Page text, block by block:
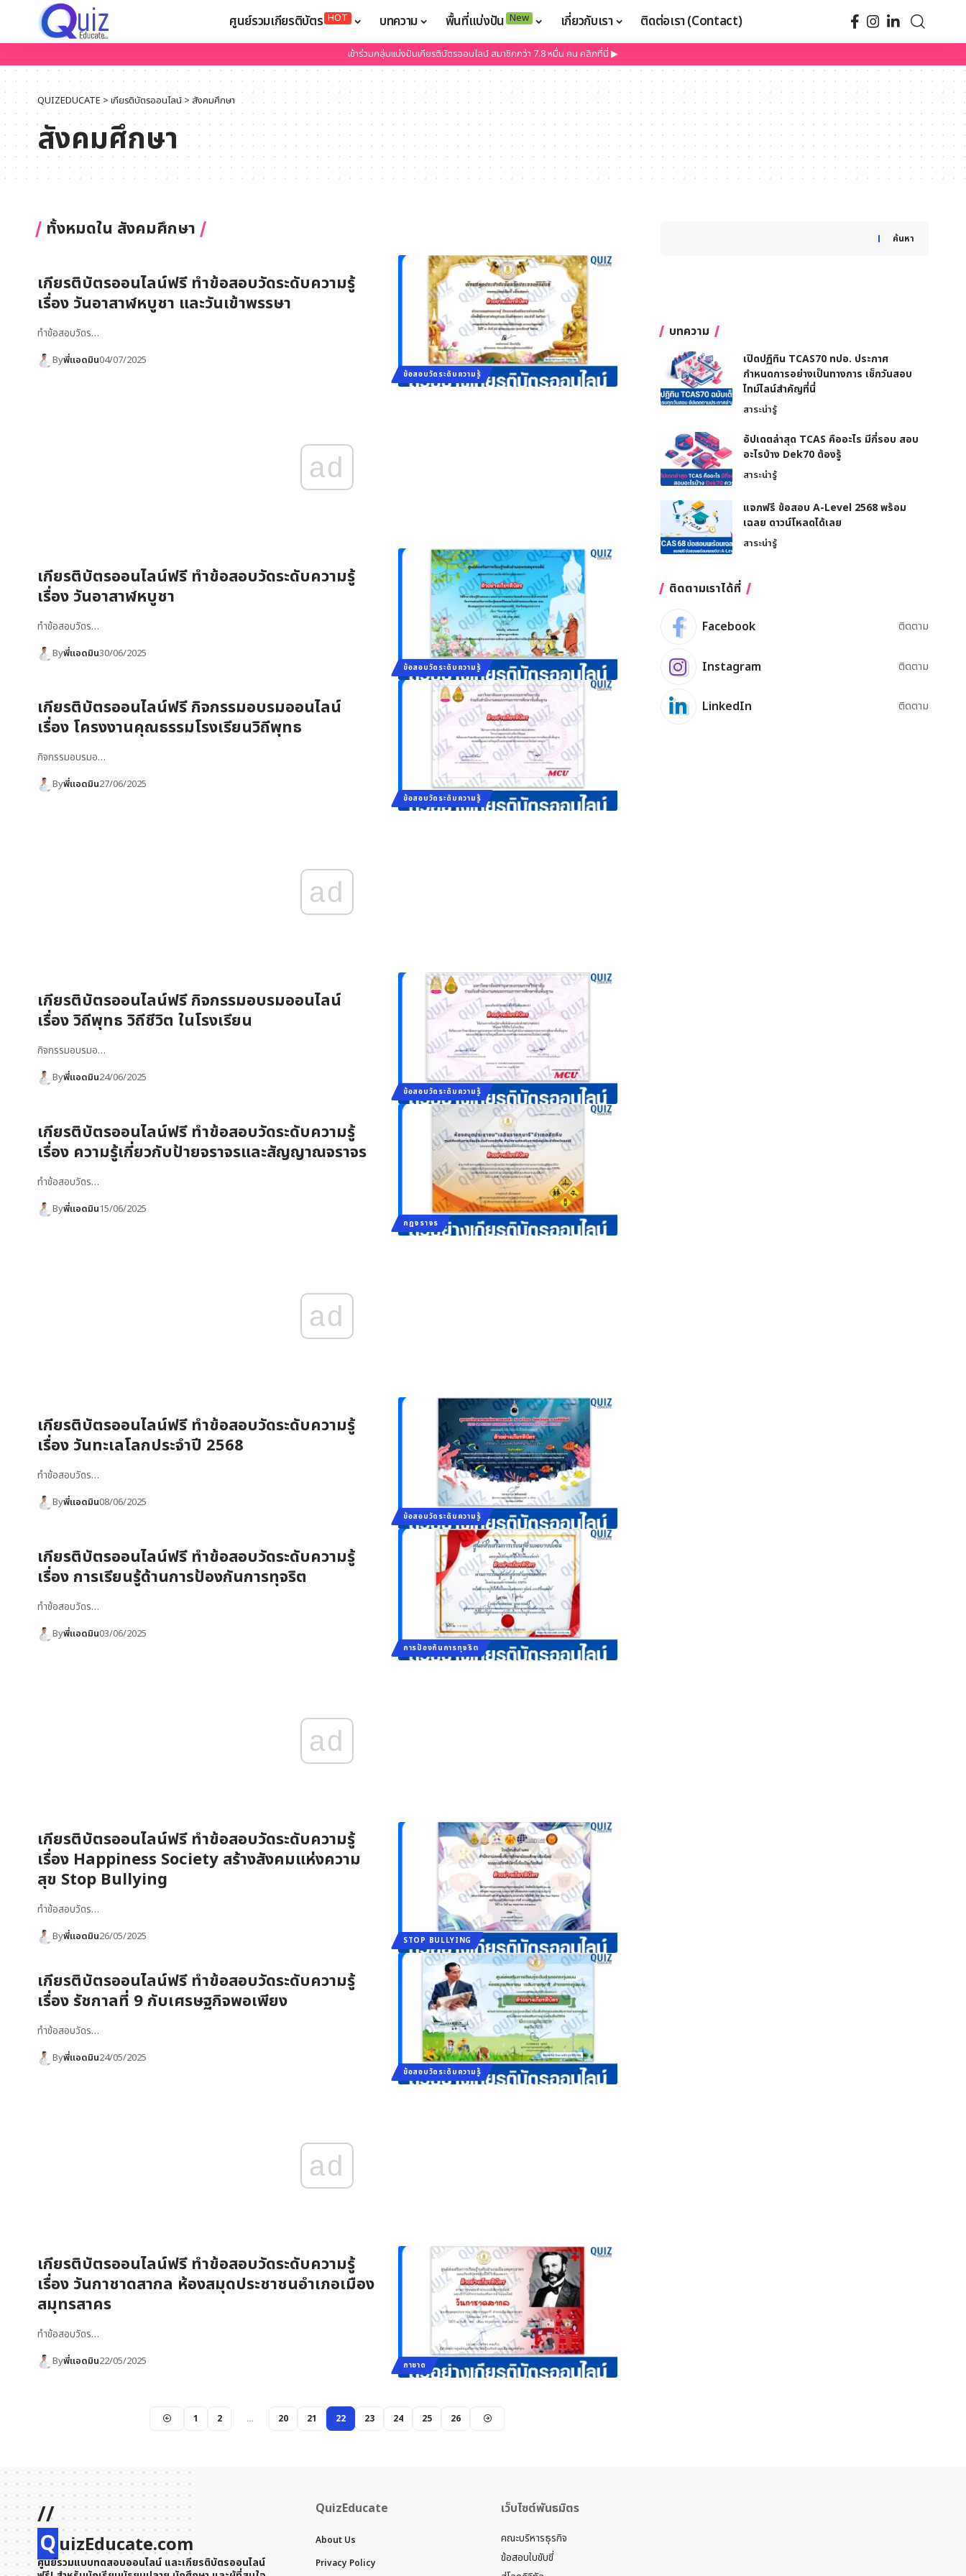
ศูนย์รวมเกียรติบัตร HOT บทความ พื้นที่แบ่งปัน New เกี่ยวกับเรา ติดต่อเรา (Contact)
เข้าร่วมกลุ่มแบ่งปันเกียรติบัตรออนไลน์ สมาชิกกว่า 7.8 หมื่น คน คลิกที่นี่ ▶
QUIZEDUCATE> เกียรติบัตรออนไลน์ > สังคมศึกษา
สังคมศึกษา
ทั้งหมดใน สังคมศึกษา
ข้อสอบวัดระดับความรู้
เกียรติบัตรออนไลน์ฟรี ทำข้อสอบวัดระดับความรู้
เรื่อง วันอาสาฬหบูชา และวันเข้าพรรษา
ทำข้อสอบวัดร…
Byพี่แอดมิน04/07/2025
ad
ข้อสอบวัดระดับความรู้
เกียรติบัตรออนไลน์ฟรี ทำข้อสอบวัดระดับความรู้
เรื่อง วันอาสาฬหบูชา
ทำข้อสอบวัดร…
Byพี่แอดมิน30/06/2025
ข้อสอบวัดระดับความรู้
เกียรติบัตรออนไลน์ฟรี กิจกรรมอบรมออนไลน์
เรื่อง โครงงานคุณธรรมโรงเรียนวิถีพุทธ
กิจกรรมอบรมอ…
Byพี่แอดมิน27/06/2025
ad
ข้อสอบวัดระดับความรู้
เกียรติบัตรออนไลน์ฟรี กิจกรรมอบรมออนไลน์
เรื่อง วิถีพุทธ วิถีชีวิต ในโรงเรียน
กิจกรรมอบรมอ…
Byพี่แอดมิน24/06/2025
กฎจราจร
เกียรติบัตรออนไลน์ฟรี ทำข้อสอบวัดระดับความรู้
เรื่อง ความรู้เกี่ยวกับป้ายจราจรและสัญญาณจราจร
ทำข้อสอบวัดร…
Byพี่แอดมิน15/06/2025
ad
ข้อสอบวัดระดับความรู้
เกียรติบัตรออนไลน์ฟรี ทำข้อสอบวัดระดับความรู้
เรื่อง วันทะเลโลกประจำปี 2568
ทำข้อสอบวัดร…
Byพี่แอดมิน08/06/2025
การป้องกันการทุจริต
เกียรติบัตรออนไลน์ฟรี ทำข้อสอบวัดระดับความรู้
เรื่อง การเรียนรู้ด้านการป้องกันการทุจริต
ทำข้อสอบวัดร…
Byพี่แอดมิน03/06/2025
ad
STOP BULLYING
เกียรติบัตรออนไลน์ฟรี ทำข้อสอบวัดระดับความรู้
เรื่อง Happiness Society สร้างสังคมแห่งความ
สุข Stop Bullying
ทำข้อสอบวัดร…
Byพี่แอดมิน26/05/2025
ข้อสอบวัดระดับความรู้
เกียรติบัตรออนไลน์ฟรี ทำข้อสอบวัดระดับความรู้
เรื่อง รัชกาลที่ 9 กับเศรษฐกิจพอเพียง
ทำข้อสอบวัดร…
Byพี่แอดมิน24/05/2025
ad
กาชาด
เกียรติบัตรออนไลน์ฟรี ทำข้อสอบวัดระดับความรู้
เรื่อง วันกาชาดสากล ห้องสมุดประชาชนอำเภอเมือง
สมุทรสาคร
ทำข้อสอบวัดร…
Byพี่แอดมิน22/05/2025
1 2 … 20 21 22 23 24 25 26
ค้นหา
When autocomplete results are available use up and
บทความ
เปิดปฏิทิน TCAS70 ทปอ. ประกาศ
กำหนดการอย่างเป็นทางการ เช็กวันสอบ
ไทม์ไลน์สำคัญที่นี่
สาระน่ารู้
อัปเดตล่าสุด TCAS คืออะไร มีกี่รอบ สอบ
อะไรบ้าง Dek70 ต้องรู้
สาระน่ารู้
แจกฟรี ข้อสอบ A-Level 2568 พร้อม
เฉลย ดาวน์โหลดได้เลย
สาระน่ารู้
ติดตามเราได้ที่
Facebook ติดตาม
Instagram ติดตาม
LinkedIn ติดตาม
//
QuizEducate.com
ศูนย์รวมแบบทดสอบออนไลน์ และเกียรติบัตรออนไลน์
QuizEducate
About Us
Privacy Policy
เว็บไซต์พันธมิตร
คณะบริหารธุรกิจ
ข้อสอบใบขับขี่